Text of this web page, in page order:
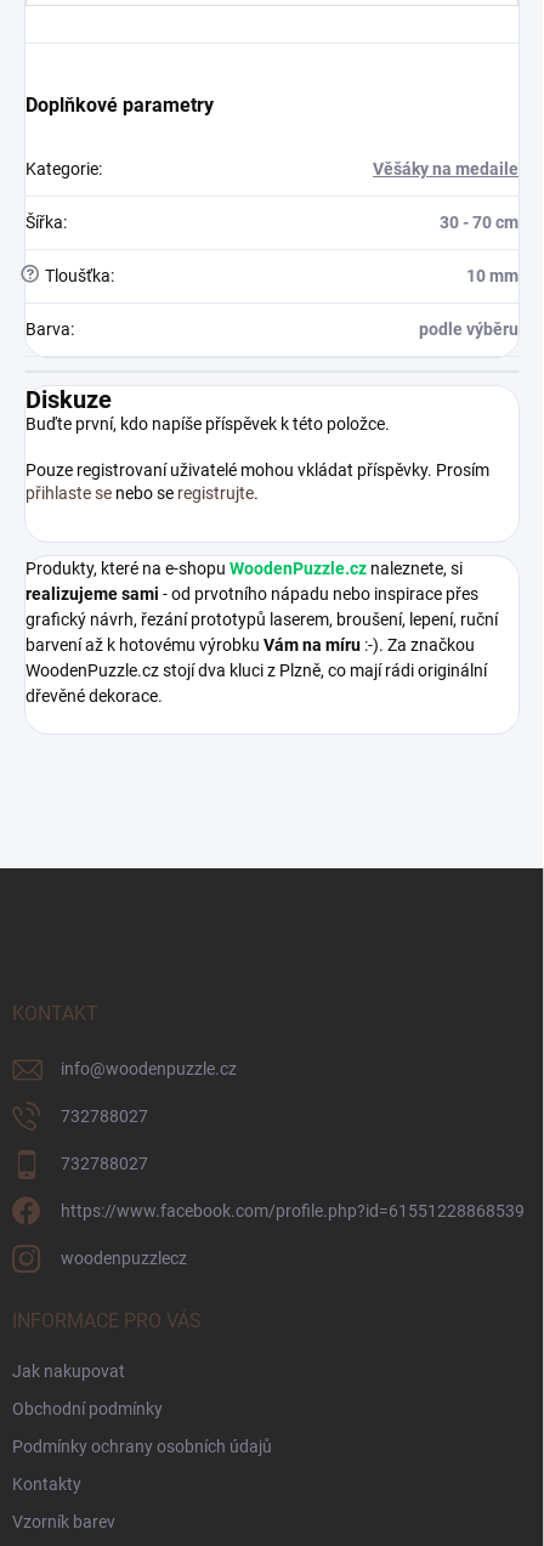
Doplňkové parametry
Kategorie: Věšáky na medaile
Šířka: 30 - 70 cm
? Tloušťka: 10 mm
Barva: podle výběru
Diskuze
Buďte první, kdo napíše příspěvek k této položce.
Pouze registrovaní uživatelé mohou vkládat příspěvky. Prosím
přihlaste se nebo se registrujte.
Produkty, které na e-shopu WoodenPuzzle.cz naleznete, si
realizujeme sami - od prvotního nápadu nebo inspirace přes
grafický návrh, řezání prototypů laserem, broušení, lepení, ruční
barvení až k hotovému výrobku Vám na míru :-). Za značkou
WoodenPuzzle.cz stojí dva kluci z Plzně, co mají rádi originální
dřevěné dekorace.
KONTAKT
info@woodenpuzzle.cz
732788027
732788027
https://www.facebook.com/profile.php?id=61551228868539
woodenpuzzlecz
INFORMACE PRO VÁS
Jak nakupovat
Obchodní podmínky
Podmínky ochrany osobních údajů
Kontakty
Vzorník barev